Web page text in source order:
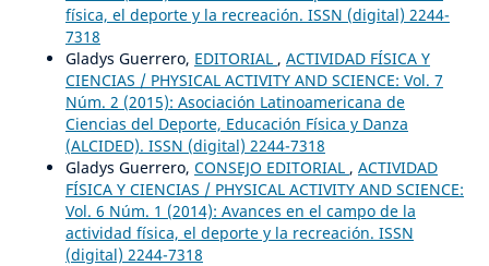
física, el deporte y la recreación. ISSN (digital) 2244-
7318
Gladys Guerrero, EDITORIAL , ACTIVIDAD FÍSICA Y
CIENCIAS / PHYSICAL ACTIVITY AND SCIENCE: Vol. 7
Núm. 2 (2015): Asociación Latinoamericana de
Ciencias del Deporte, Educación Física y Danza
(ALCIDED). ISSN (digital) 2244-7318
Gladys Guerrero, CONSEJO EDITORIAL , ACTIVIDAD
FÍSICA Y CIENCIAS / PHYSICAL ACTIVITY AND SCIENCE:
Vol. 6 Núm. 1 (2014): Avances en el campo de la
actividad física, el deporte y la recreación. ISSN
(digital) 2244-7318